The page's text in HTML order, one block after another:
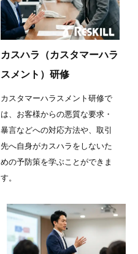
カスハラ（カスタマーハラ
スメント）研修
カスタマーハラスメント研修で
は、お客様からの悪質な要求・
暴言などへの対応方法や、取引
先へ自身がカスハラをしないた
めの予防策を学ぶことができま
す。